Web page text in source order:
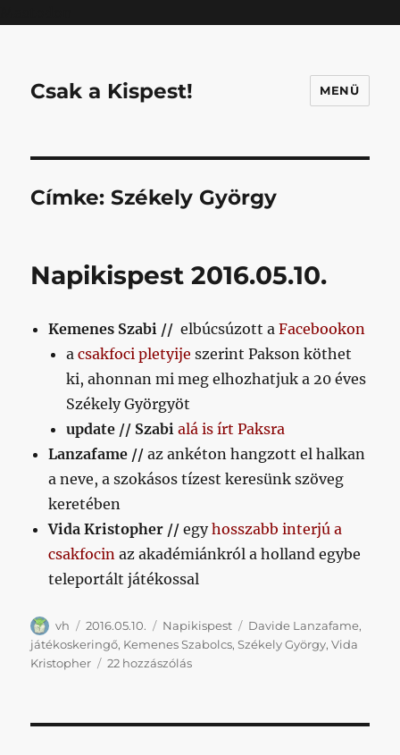
Csak a Kispest! MENÜ
Címke:Székely György
Napikispest 2016.05.10.
Kemenes Szabi //elbúcsúzott aFacebookon
acsakfoci pletyije szerint Pakson köthet
ki, ahonnan mi meg elhozhatjuk a 20 éves
Székely Györgyöt
update // Szabialá is írt Paksra
Lanzafame //az ankéton hangzott el halkan
a neve, a szokásos tízest keresünk szöveg
keretében
Vida Kristopher // egyhosszabb interjú a
csakfocin az akadémiánkról a holland egybe
teleportált játékossal
Szerző
vh Közzétéve
2016.05.10. Kategória
Napikispest Címke
Davide Lanzafame,
játékoskeringő, Kemenes Szabolcs,Székely György,Vida
Kristopher
22 hozzászólásNapikispest